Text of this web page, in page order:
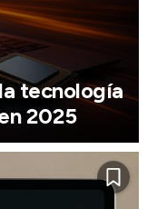
tecnología
2025